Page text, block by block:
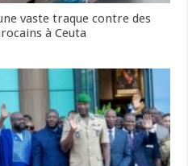
vaste traque contre des
à Ceuta